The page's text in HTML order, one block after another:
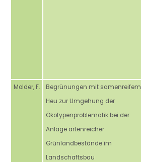
Molder, F.
Begrünungen mit samenreifem
Heu zur Umgehung der
Ökotypenproblematik bei der
Anlage artenreicher
Grünlandbestände im
Landschaftsbau